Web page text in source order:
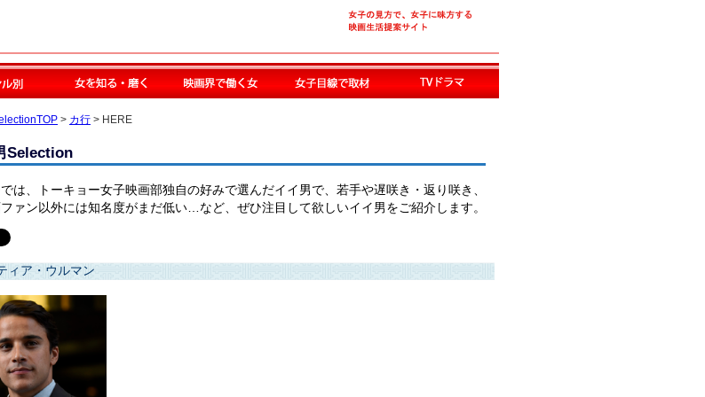
> カ行 > HERE
Selection
は、トーキョー女子映画部独自の好みで選んだイイ男で、若手や遅咲き・返り咲き、
ァン以外には知名度がまだ低い…など、ぜひ注目して欲しいイイ男をご紹介します。
ィア・ウルマン